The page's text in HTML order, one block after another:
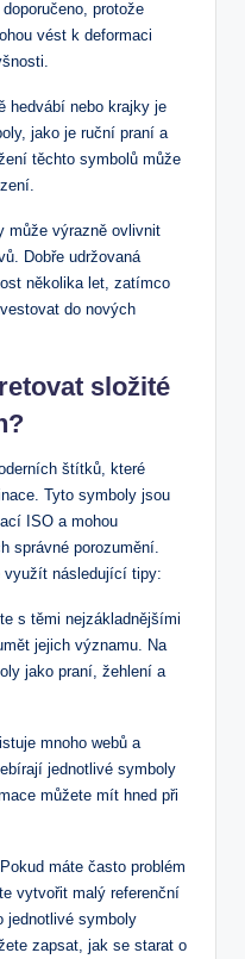
protože
vést k deformaci
hedvábí nebo krajky je
jako je ruční praní a
těchto symbolů může
může výrazně ovlivnit
Dobře udržovaná
několika let, zatímco
do nových
složité
štítků, které
Tyto symboly jsou
ISO a mohou
správné porozumění.
využít následující tipy:
s těmi nejzákladnějšími
jejich významu. Na
jako praní, žehlení a
mnoho webů a
jednotlivé symboly
můžete mít hned při
Pokud máte často problém
vytvořit malý referenční
jednotlivé symboly
zapsat, jak se starat o